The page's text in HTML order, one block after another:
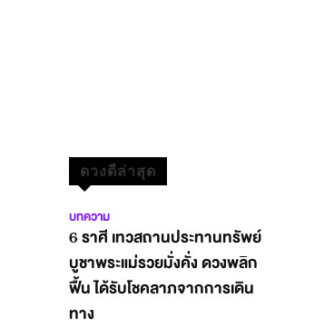
ดวงดีล่าสุด
บทความ
6 ราศี เทวสถานประทานทรัพย์
บูชาพระแม่รวยมั่งคั่ง ดวงพลิก
ฟื้น ได้รับโชคลาภจากการเดิน
ทาง